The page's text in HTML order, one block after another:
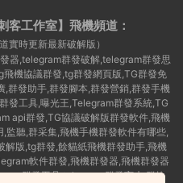
工作室】 飛機頻道：
道實時更新最新破解版）
器,telegram群發破解,telegram群發思
機協議群發,tg群發網頁版,TG群發免
群發助手,群發腳本,群發營銷,群發手機
發工具,曝光王,Telegram群發系統,TG
api群發,TG協議破解版群發軟件,飛機
監聽,群采集,飛機手機群發軟件有哪些,
解版,tg群發,餘貓紙飛機群發助手,飛機
軟件群發,飛機群發器,飛機群發器
群發工具,telegram 群發言,加群軟